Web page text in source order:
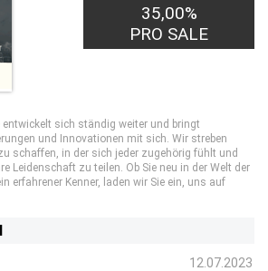
35,00%
PRO SALE
entwickelt sich ständig weiter und bringt
und Innovationen mit sich. Wir streben
schaffen, in der sich jeder zugehörig fühlt und
Leidenschaft zu teilen. Ob Sie neu in der Welt der
erfahrener Kenner, laden wir Sie ein, uns auf
12.07.2023